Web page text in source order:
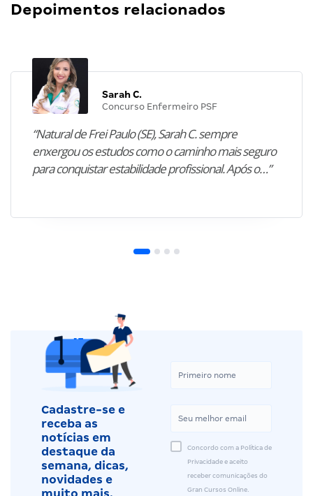
Depoimentos relacionados
Sarah C.
Concurso Enfermeiro PSF
“Natural de Frei Paulo (SE), Sarah C. sempre
enxergou os estudos como o caminho mais seguro
para conquistar estabilidade profissional. Após o…”
Cadastre-se e
receba as
notícias em
destaque da
semana, dicas,
novidades e
muito mais.
Concordo com a Política de
Privacidade e aceito
receber comunicações do
Gran Cursos Online.